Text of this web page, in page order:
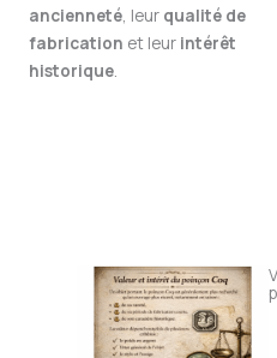
ancienneté , leur qualité de
fabrication et leur intérêt
historique